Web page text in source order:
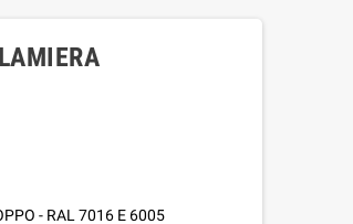
- RAL 7016 E 6005